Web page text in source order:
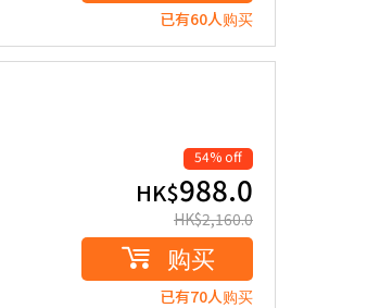
已有60人购买
54% off
HK$988.0
HK$2,160.0
购买
已有70人购买